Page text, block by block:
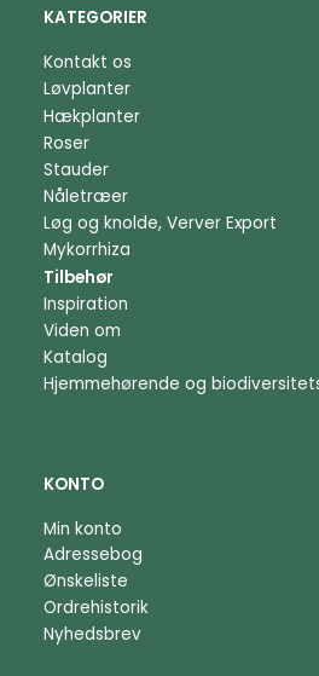
KATEGORIER
Kontakt os
Løvplanter
Hækplanter
Roser
Stauder
Nåletræer
Løg og knolde, Verver Export
Mykorrhiza
Tilbehør
Inspiration
Viden om
Katalog
Hjemmehørende og
KONTO
Min konto
Adressebog
Ønskeliste
Ordrehistorik
Nyhedsbrev